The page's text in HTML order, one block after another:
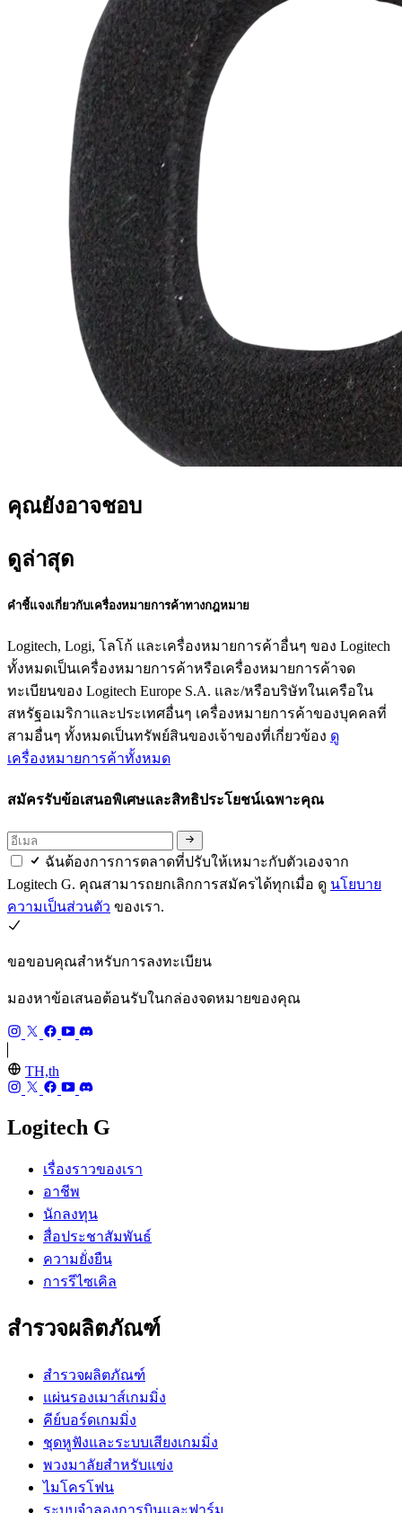
คุณยังอาจชอบ
ดูล่าสุด
คำชี้แจงเกี่ยวกับเครื่องหมายการค้าทางกฎหมาย
Logitech, Logi, โลโก้ และเครื่องหมายการค้าอื่นๆ ของ Logitech
ทั้งหมดเป็นเครื่องหมายการค้าหรือเครื่องหมายการค้าจด
ทะเบียนของ Logitech Europe S.A. และ/หรือบริษัทในเครือใน
สหรัฐอเมริกาและประเทศอื่นๆ เครื่องหมายการค้าของบุคคลที่
สามอื่นๆ ทั้งหมดเป็นทรัพย์สินของเจ้าของที่เกี่ยวข้อง ดู
เครื่องหมายการค้าทั้งหมด
สมัครรับข้อเสนอพิเศษและสิทธิประโยชน์เฉพาะคุณ
ฉันต้องการการตลาดที่ปรับให้เหมาะกับตัวเองจาก
Logitech G. คุณสามารถยกเลิกการสมัครได้ทุกเมื่อ ดู นโยบาย
ความเป็นส่วนตัว ของเรา.
ขอขอบคุณสำหรับการลงทะเบียน
มองหาข้อเสนอต้อนรับในกล่องจดหมายของคุณ
TH,th
Logitech G
เรื่องราวของเรา
อาชีพ
นักลงทุน
สื่อประชาสัมพันธ์
ความยั่งยืน
การรีไซเคิล
สำรวจผลิตภัณฑ์
สำรวจผลิตภัณฑ์
แผ่นรองเมาส์เกมมิ่ง
คีย์บอร์ดเกมมิ่ง
ชุดหูฟังและระบบเสียงเกมมิ่ง
พวงมาลัยสำหรับแข่ง
ไมโครโฟน
ระบบจำลองการบินและฟาร์ม